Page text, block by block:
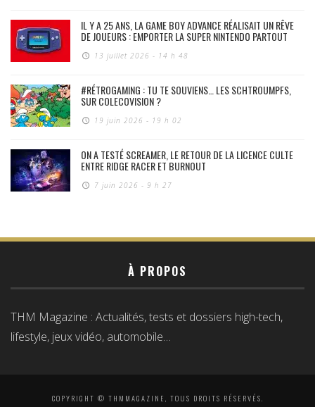
IL Y A 25 ANS, LA GAME BOY ADVANCE RÉALISAIT UN RÊVE
DE JOUEURS : EMPORTER LA SUPER NINTENDO PARTOUT
13 juillet 2026 - 14 h 48
#RÉTROGAMING : TU TE SOUVIENS… LES SCHTROUMPFS,
SUR COLECOVISION ?
19 juin 2026 - 19 h 02
ON A TESTÉ SCREAMER, LE RETOUR DE LA LICENCE CULTE
ENTRE RIDGE RACER ET BURNOUT
7 juin 2026 - 9 h 27
À PROPOS
THM Magazine : Actualités, tests et dossiers high-tech,
lifestyle, jeux vidéo, automobile…
COPYRIGHT © THMMAGAZINE, TOUS DROITS RÉSERVÉS.